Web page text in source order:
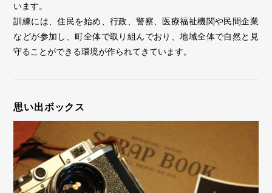
います。
訓練には、住民を始め、行政、警察、医療福祉機関や民間企業
などが参加し、町全体で取り組んでおり、地域全体で自然と見
守ることができる環境が作られてきています。
思い出ボックス